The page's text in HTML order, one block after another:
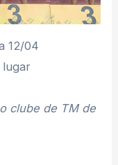
12/04
lugar
clube de TM de